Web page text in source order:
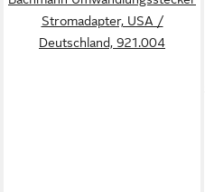
Stromadapter, USA /
Deutschland, 921.004